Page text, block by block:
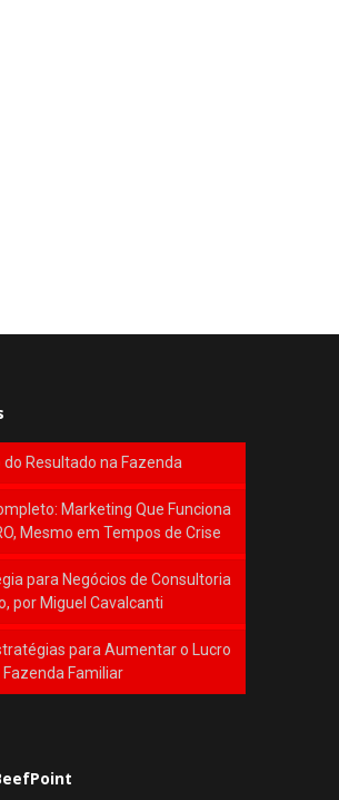
do Resultado na Fazenda
Marketing Que Funciona
Mesmo em Tempos de Crise
para Negócios de Consultoria
por Miguel Cavalcanti
para Aumentar o Lucro
Fazenda Familiar